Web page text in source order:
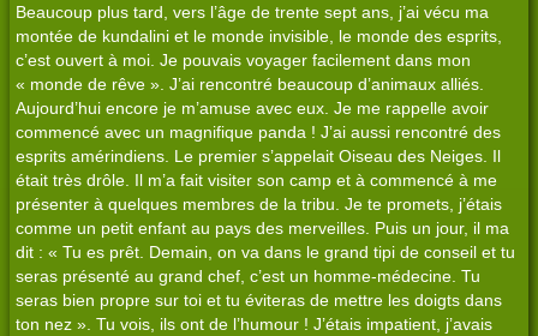
Beaucoup plus tard, vers l’âge de trente sept ans, j’ai vécu ma
montée de kundalini et le monde invisible, le monde des esprits,
c’est ouvert à moi. Je pouvais voyager facilement dans mon
« monde de rêve ». J’ai rencontré beaucoup d’animaux alliés.
Aujourd’hui encore je m’amuse avec eux. Je me rappelle avoir
commencé avec un magnifique panda ! J’ai aussi rencontré des
esprits amérindiens. Le premier s’appelait Oiseau des Neiges. Il
était très drôle. Il m’a fait visiter son camp et à commencé à me
présenter à quelques membres de la tribu. Je te promets, j’étais
comme un petit enfant au pays des merveilles. Puis un jour, il ma
dit : « Tu es prêt. Demain, on va dans le grand tipi de conseil et tu
seras présenté au grand chef, c’est un homme-médecine. Tu
seras bien propre sur toi et tu éviteras de mettre les doigts dans
ton nez ». Tu vois, ils ont de l’humour ! J’étais impatient, j’avais